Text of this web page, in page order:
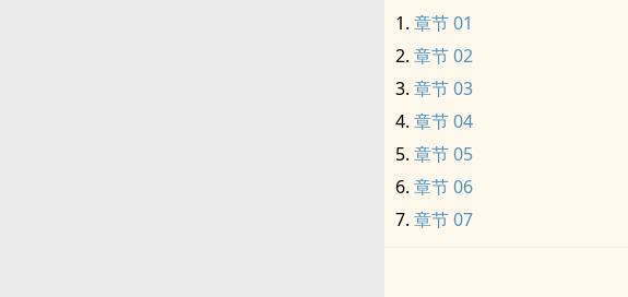
章节 01
章节 02
章节 03
章节 04
章节 05
章节 06
章节 07